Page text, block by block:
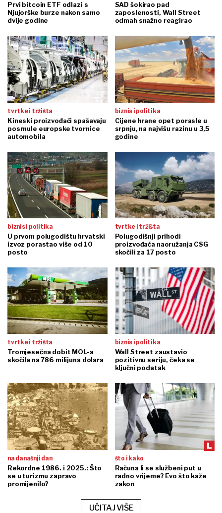
Prvi bitcoin ETF odlazi s
Njujorške burze nakon samo
dvije godine
SAD šokirao pad
zaposlenosti, Wall Street
odmah snažno reagirao
tvrtke i tržišta
Kineski proizvođači spašavaju
posrnule europske tvornice
automobila
biznis i politika
Cijene hrane opet porasle u
srpnju, na najvišu razinu u 3,5
godine
biznis i politika
U prvom polugodištu hrvatski
izvoz porastao više od 10
posto
tvrtke i tržišta
Polugodišnji prihodi
proizvođača naoružanja CSG
skočili za 17 posto
tvrtke i tržišta
Tromjesečna dobit MOL-a
skočila na 786 milijuna dolara
biznis i politika
Wall Street zaustavio
pozitivnu seriju, čeka se
ključni podatak
na današnji dan
Rekordne 1986. i 2025.: Što
se u turizmu zapravo
promijenilo?
što i kako
Računa li se službeni put u
radno vrijeme? Evo što kaže
zakon
UČITAJ VIŠE